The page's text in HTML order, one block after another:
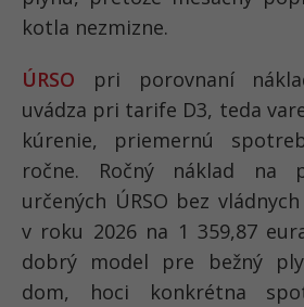
kotla nezmizne.
ÚRSO pri porovnaní
uvádza pri tarife D3, teda
kúrenie, priemernú
ročne. Ročný náklad na
určených ÚRSO bez
v roku 2026 na 1 359,87
dobrý model pre bežný
dom, hoci konkrétna